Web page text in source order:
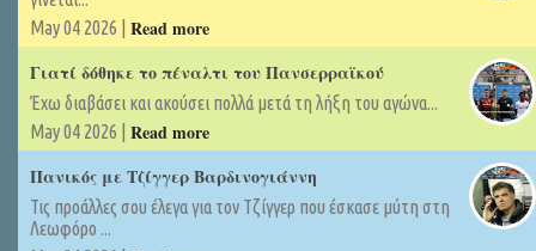
May 04 2026 | Read more
Γιατί δόθηκε το πέναλτι του Πανσερραϊκού
Έχω διαβάσει και ακούσει πολλά μετά τη λήξη του αγώνα...
May 04 2026 | Read more
Πανικός με Τζίγγερ Βαρδινογιάννη
Τις προάλλες σου έλεγα για τον Τζίγγερ που έσκασε μύτη στη
Λεωφόρο ...